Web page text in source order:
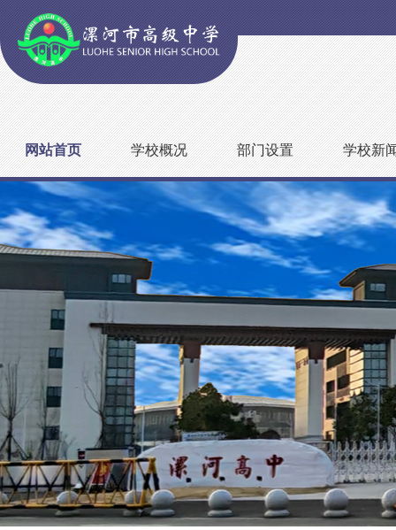
网站首页 学校概况 部门设置 学校新